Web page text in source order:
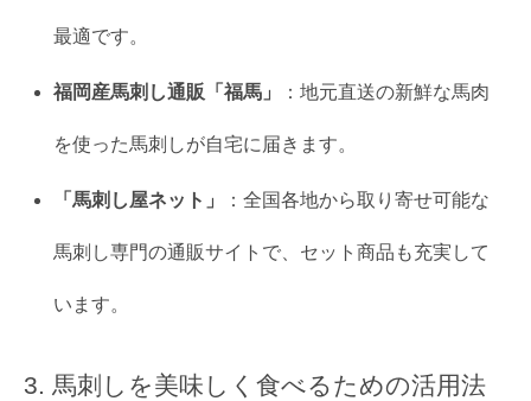
最適です。
福岡産馬刺し通販「福馬」 ：地元直送の新鮮な馬肉
を使った馬刺しが自宅に届きます。
「馬刺し屋ネット」 ：全国各地から取り寄せ可能な
馬刺し専門の通販サイトで、セット商品も充実して
います。
馬刺しを美味しく食べるための活用法